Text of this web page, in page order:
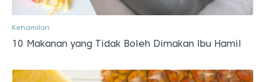
Kehamilan
10 Makanan yang Tidak Boleh Dimakan Ibu Hamil